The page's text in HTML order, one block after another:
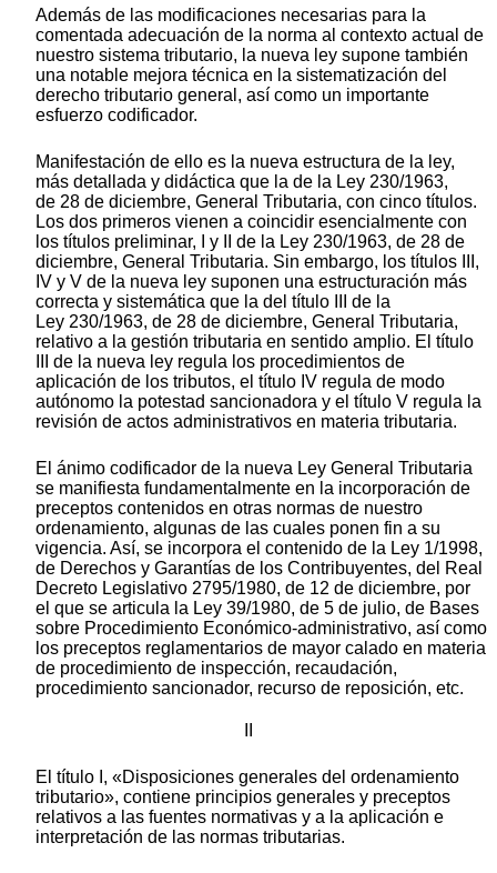
Además de las modificaciones necesarias para la
comentada adecuación de la norma al contexto actual de
nuestro sistema tributario, la nueva ley supone también
una notable mejora técnica en la sistematización del
derecho tributario general, así como un importante
esfuerzo codificador.
Manifestación de ello es la nueva estructura de la ley,
más detallada y didáctica que la de la Ley 230/1963,
de 28 de diciembre, General Tributaria, con cinco títulos.
Los dos primeros vienen a coincidir esencialmente con
los títulos preliminar, I y II de la Ley 230/1963, de 28 de
diciembre, General Tributaria. Sin embargo, los títulos III,
IV y V de la nueva ley suponen una estructuración más
correcta y sistemática que la del título III de la
Ley 230/1963, de 28 de diciembre, General Tributaria,
relativo a la gestión tributaria en sentido amplio. El título
III de la nueva ley regula los procedimientos de
aplicación de los tributos, el título IV regula de modo
autónomo la potestad sancionadora y el título V regula la
revisión de actos administrativos en materia tributaria.
El ánimo codificador de la nueva Ley General Tributaria
se manifiesta fundamentalmente en la incorporación de
preceptos contenidos en otras normas de nuestro
ordenamiento, algunas de las cuales ponen fin a su
vigencia. Así, se incorpora el contenido de la Ley 1/1998,
de Derechos y Garantías de los Contribuyentes, del Real
Decreto Legislativo 2795/1980, de 12 de diciembre, por
el que se articula la Ley 39/1980, de 5 de julio, de Bases
sobre Procedimiento Económico-administrativo, así como
los preceptos reglamentarios de mayor calado en materia
de procedimiento de inspección, recaudación,
procedimiento sancionador, recurso de reposición, etc.
El título I, «Disposiciones generales del ordenamiento
tributario», contiene principios generales y preceptos
relativos a las fuentes normativas y a la aplicación e
interpretación de las normas tributarias.